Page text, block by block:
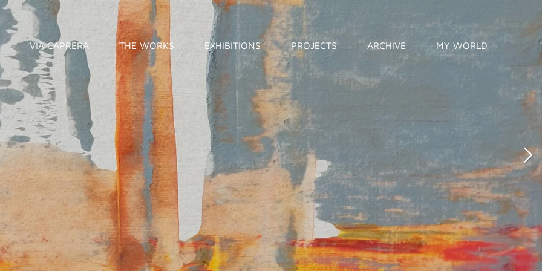
VIA CAPRERA THE WORKS EXHIBITIONS PROJECTS ARCHIVE MY WORLD